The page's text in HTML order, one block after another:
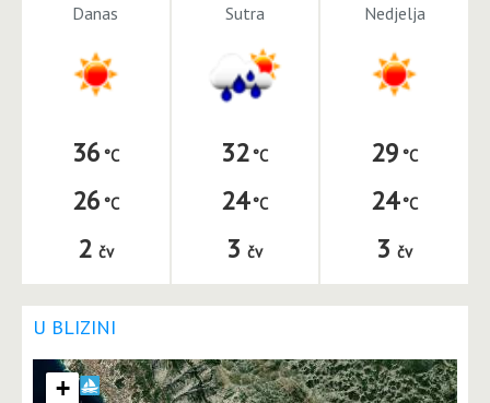
Danas
36
26
2 čv
Sutra
32
24
3 čv
Nedjelja
29
24
3 čv
U BLIZINI
+